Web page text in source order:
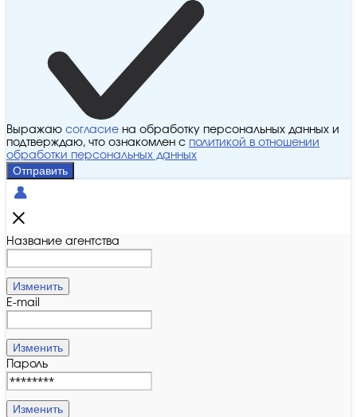
Выражаю согласие на обработку персональных данных и
подтверждаю, что ознакомлен с политикой в отношении
обработки персональных данных
Отправить
Название агентства
Изменить
E-mail
Изменить
Пароль
Изменить